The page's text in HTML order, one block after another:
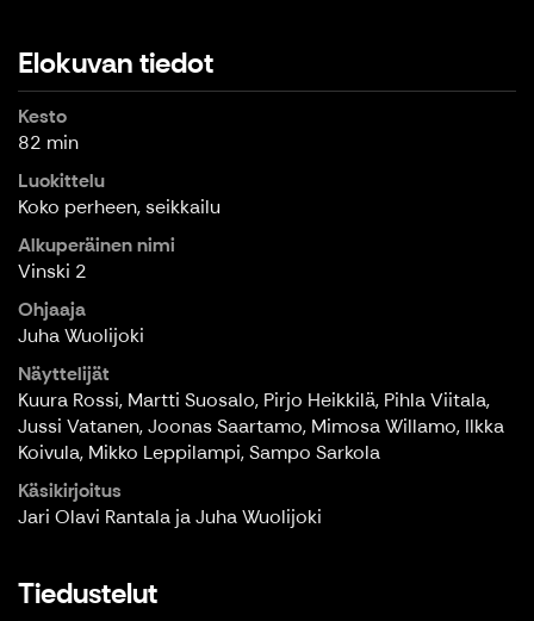
Elokuvan tiedot
Kesto
82 min
Luokittelu
Koko perheen, seikkailu
Alkuperäinen nimi
Vinski 2
Ohjaaja
Juha Wuolijoki
Näyttelijät
Kuura Rossi, Martti Suosalo, Pirjo Heikkilä, Pihla Viitala,
Jussi Vatanen, Joonas Saartamo, Mimosa Willamo, Ilkka
Koivula, Mikko Leppilampi, Sampo Sarkola
Käsikirjoitus
Jari Olavi Rantala ja Juha Wuolijoki
Tiedustelut